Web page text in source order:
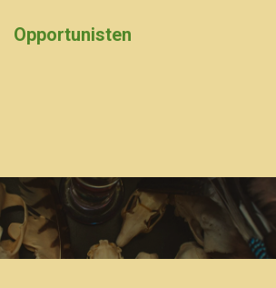
Opportunisten